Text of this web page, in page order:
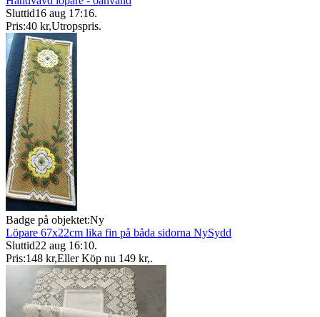
Sluttid16 aug 17:16.
Pris:40 kr,Utropspris.
Badge på objektet:Ny
Löpare 67x22cm lika fin på båda sidorna NySydd
Sluttid22 aug 16:10.
Pris:148 kr,Eller Köp nu 149 kr,.